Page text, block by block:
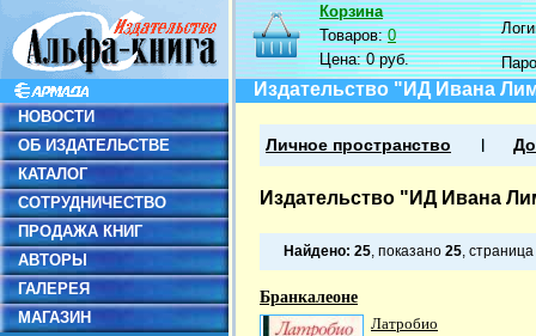
НОВОСТИ
ОБ ИЗДАТЕЛЬСТВЕ
КАТАЛОГ
СОТРУДНИЧЕСТВО
ПРОДАЖА КНИГ
АВТОРЫ
ГАЛЕРЕЯ
МАГАЗИН
Корзина
Товаров:0
Цена:0 руб.
Издательство "ИД Ивана
Личное пространство
Издательство "ИД Ивана
Найдено: 25, показано 25, страница
Бранкалеоне
Латробио